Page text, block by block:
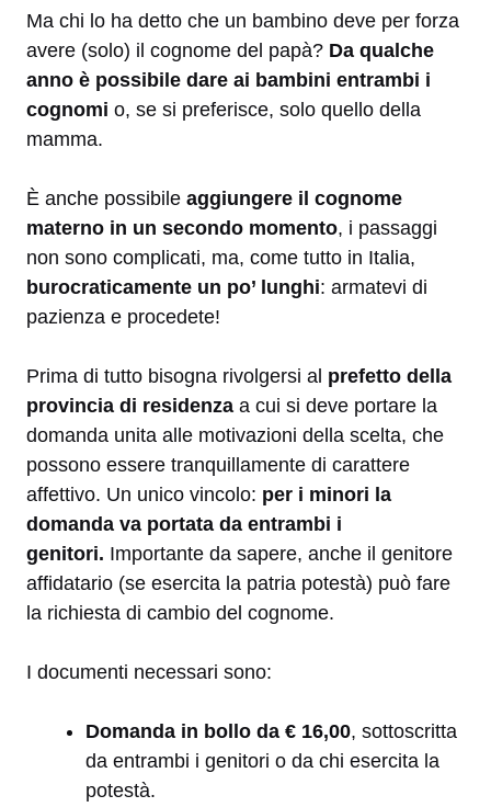
Ma chi lo ha detto che un bambino deve per forza
avere (solo) il cognome del papà? Da qualche
anno è possibile dare ai bambini entrambi i
cognomi o, se si preferisce, solo quello della
mamma.
È anche possibile aggiungere il cognome
materno in un secondo momento, i passaggi
non sono complicati, ma, come tutto in Italia,
burocraticamente un po’ lunghi: armatevi di
pazienza e procedete!
Prima di tutto bisogna rivolgersi al prefetto della
provincia di residenza a cui si deve portare la
domanda unita alle motivazioni della scelta, che
possono essere tranquillamente di carattere
affettivo. Un unico vincolo: per i minori la
domanda va portata da entrambi i
genitori. Importante da sapere, anche il genitore
affidatario (se esercita la patria potestà) può fare
la richiesta di cambio del cognome.
I documenti necessari sono:
Domanda in bollo da € 16,00, sottoscritta
da entrambi i genitori o da chi esercita la
potestà.